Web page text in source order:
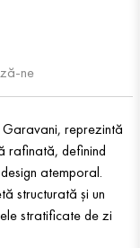
ne
Garavani, reprezintă
rafinată, definind
atemporal.
structurată și un
stratificate de zi